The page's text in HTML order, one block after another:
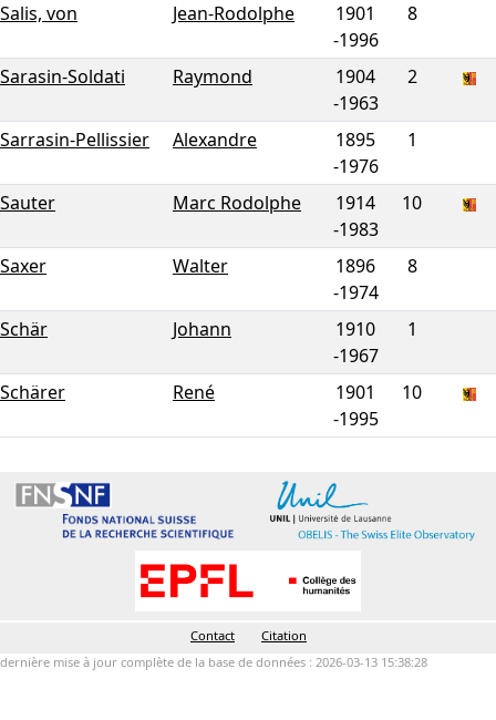
Salis, von Jean-Rodolphe
1901
-1996
8
Sarasin-Soldati Raymond
1904
-1963
2
Sarrasin-Pellissier Alexandre
1895
-1976
1
Sauter Marc Rodolphe
1914
-1983
10
Saxer Walter
1896
-1974
8
Schär Johann
1910
-1967
1
Schärer René
1901
-1995
10
Contact
Citation
dernière mise à jour complète de la base de données : 2026-03-13 15:38:28